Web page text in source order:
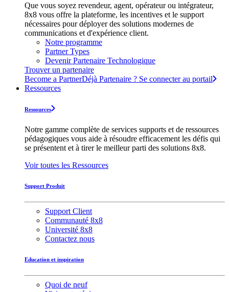
Que vous soyez revendeur, agent, opérateur ou intégrateur,
8x8 vous offre la plateforme, les incentives et le support
nécessaires pour déployer des solutions modernes de
communications et d'expérience client.
Notre programme
Partner Types
Devenir Partenaire Technologique
Trouver un partenaire
Become a PartnerDéjà Partenaire ? Se connecter au portail
Ressources
Ressources
Notre gamme complète de services supports et de ressources
pédagogiques vous aide à résoudre efficacement les défis qui
se présentent et à tirer le meilleur parti des solutions 8x8.
Voir toutes les Ressources
Support Produit
Support Client
Communauté 8x8
Université 8x8
Contactez nous
Education et inspiration
Quoi de neuf